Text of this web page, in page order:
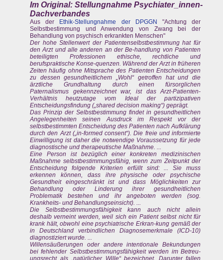
Im Original: Stellungnahme Psychiater_innen-
Dachverbandes
Aus der Ethik-Stellungnahme der DPGGN
"Achtung der
Selbstbestimmung und Anwendung von Zwang bei der
Behandlung von psychisch erkrankten Menschen"
Der hohe Stellenwert der Patientenselbstbestimmung hat für
den Arzt und alle anderen an der Be-handlung von Patienten
beteiligten Professionen ethische, rechtliche und
berufspraktische Konse-quenzen. Während der Arzt in früheren
Zeiten häufig ohne Mitsprache des Patienten Entscheidungen
zu dessen gesundheitlichem „Wohl“ getroffen hat und die
ärztliche Grundhaltung durch einen fürsorglichen
Paternalismus gekennzeichnet war, ist das Arzt-Patienten-
Verhältnis heutzutage vom Ideal der partizipativen
Entscheidungsfindung („shared decision making“) geprägt.
Das Prinzip der Selbstbestimmung findet in gesundheitlichen
Angelegenheiten seinen Ausdruck im Respekt vor der
selbstbestimmten Entscheidung des Patienten nach Aufklärung
durch den Arzt („in-formed consent“). Die freie und informierte
Einwilligung ist daher die notwendige Voraussetzung für jede
diagnostische und therapeutische Maßnahme. ...
Eine Person ist bezüglich einer konkreten medizinischen
Maßnahme selbstbestimmungsfähig, wenn zum Zeitpunkt der
Entscheidung folgende Kriterien erfüllt sind: ... Sie muss
erkennen können, dass ihre physische oder psychische
Gesundheit eingeschränkt ist und dass Möglichkeiten zur
Behandlung oder Linderung ihrer gesundheitlichen
Problematik bestehen und ihr angeboten werden (sog.
Krankheits- und Behandlungseinsicht). ...
Die Selbstbestimmungsfähigkeit kann auch nicht allein
deshalb verneint werden, weil sich ein Patient selbst nicht für
krank hält, obwohl eine psychiatrische Erkran-kung gemäß der
in Deutschland verbindlichen Diagnosemerkmale (ICD-10)
diagnostiziert wurde. ...
Willensäußerungen oder andere intentionale Bekundungen
bei fehlender Selbstbestimmungsfähigkeit werden im Betreu-
ungsrecht als „natürlicher Wille“ bezeichnet. Darunter fallen